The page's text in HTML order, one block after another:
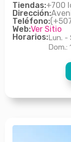
Tiendas:+700
Dirección:
Teléfono:
Web:Ver Sitio
Horarios:Lun. -
Dom.: